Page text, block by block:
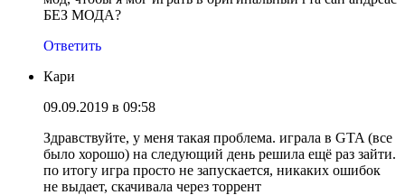
БЕЗ МОДА?
Ответить
Кари
09.09.2019 в 09:58
Здравствуйте, у меня такая проблема. играла в GTA (все
было хорошо) на следующий день решила ещё раз зайти.
по итогу игра просто не запускается, никаких ошибок
не выдает, скачивала через торрент